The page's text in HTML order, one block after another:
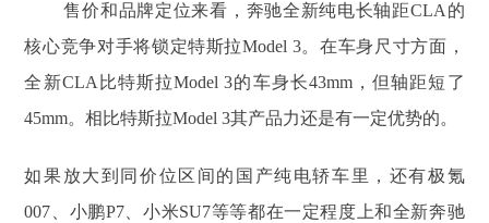
售价和品牌定位来看，奔驰全新纯电长轴距CLA的
核心竞争对手将锁定特斯拉Model 3。在车身尺寸方面，
全新CLA比特斯拉Model 3的车身长43mm，但轴距短了
45mm。相比特斯拉Model 3其产品力还是有一定优势的。
如果放大到同价位区间的国产纯电轿车里，还有极氪
007、小鹏P7、小米SU7等等都在一定程度上和全新奔驰